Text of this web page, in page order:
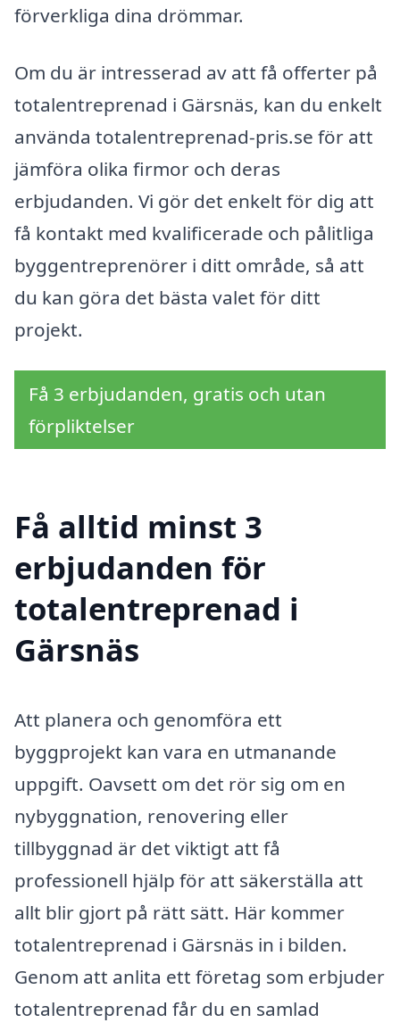
förverkliga dina drömmar.
Om du är intresserad av att få offerter på
totalentreprenad i Gärsnäs, kan du enkelt
använda totalentreprenad-pris.se för att
jämföra olika firmor och deras
erbjudanden. Vi gör det enkelt för dig att
få kontakt med kvalificerade och pålitliga
byggentreprenörer i ditt område, så att
du kan göra det bästa valet för ditt
projekt.
Få 3 erbjudanden, gratis och utan
förpliktelser
Få alltid minst 3
erbjudanden för
totalentreprenad i
Gärsnäs
Att planera och genomföra ett
byggprojekt kan vara en utmanande
uppgift. Oavsett om det rör sig om en
nybyggnation, renovering eller
tillbyggnad är det viktigt att få
professionell hjälp för att säkerställa att
allt blir gjort på rätt sätt. Här kommer
totalentreprenad i Gärsnäs in i bilden.
Genom att anlita ett företag som erbjuder
totalentreprenad får du en samlad